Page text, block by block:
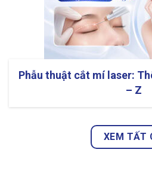
Phẫu thuật cắt mí laser:
– Z
XEM TẤT